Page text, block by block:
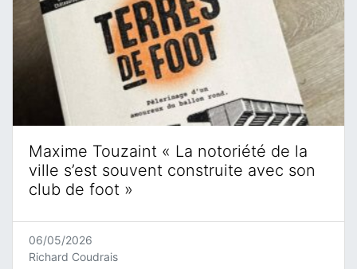
Maxime Touzaint « La notoriété de la
ville s’est souvent construite avec son
club de foot »
06/05/2026
Richard Coudrais